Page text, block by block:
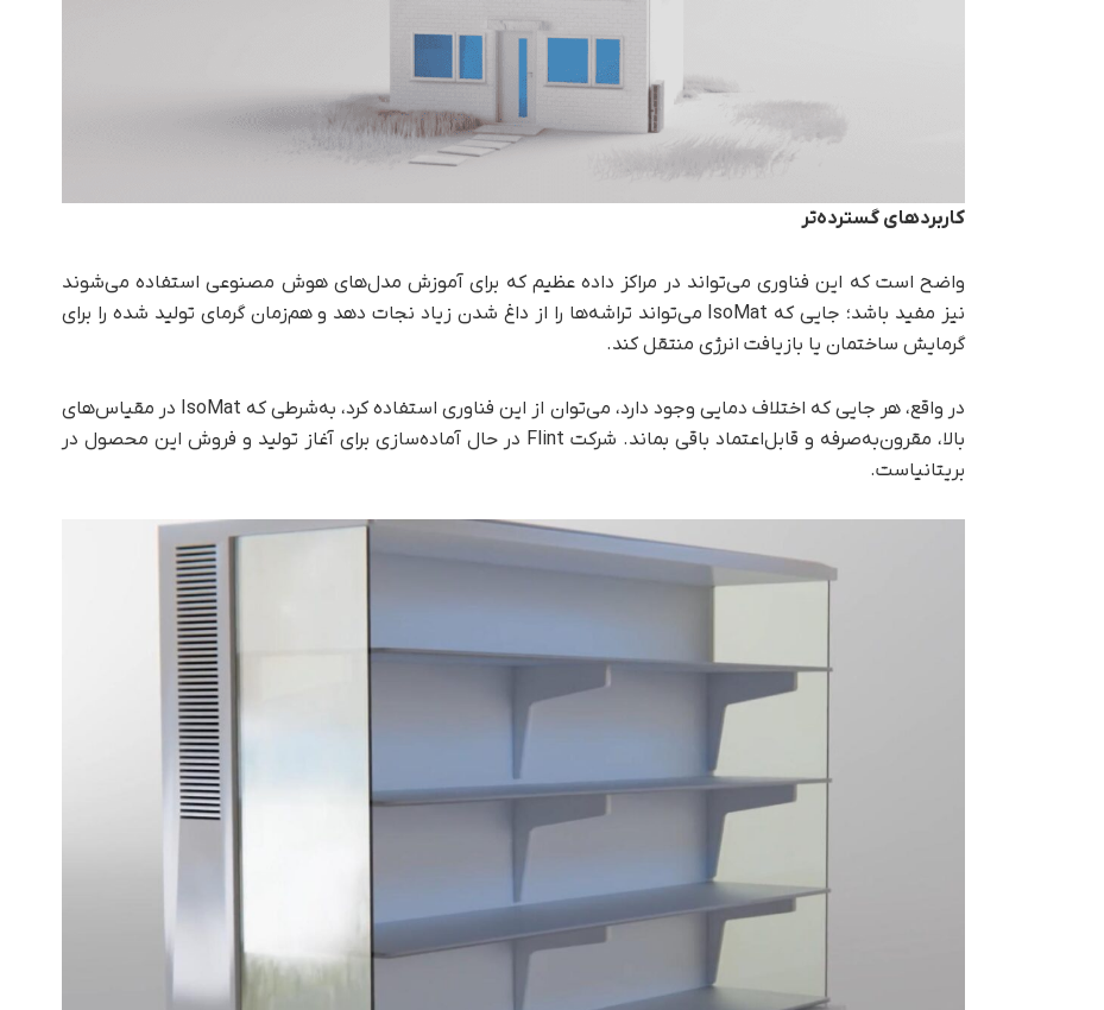
کاربردهای گسترده‌تر
واضح است که این فناوری می‌تواند در مراکز داده عظیم که برای آموزش مدل‌های هوش مصنوعی استفاده می‌شوند
نیز مفید باشد؛ جایی که IsoMat می‌تواند تراشه‌ها را از داغ شدن زیاد نجات دهد و هم‌زمان گرمای تولید شده را برای
گرمایش ساختمان یا بازیافت انرژی منتقل کند.
در واقع، هر جایی که اختلاف دمایی وجود دارد، می‌توان از این فناوری استفاده کرد، به‌شرطی که IsoMat در مقیاس‌های
بالا، مقرون‌به‌صرفه و قابل‌اعتماد باقی بماند. شرکت Flint در حال آماده‌سازی برای آغاز تولید و فروش این محصول در
بریتانیاست.